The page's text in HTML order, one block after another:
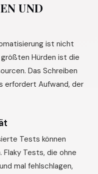
UND
ist nicht
größten Hürden ist die
Das Schreiben
erfordert Aufwand, der
Tests können
Flaky Tests, die ohne
mal fehlschlagen,